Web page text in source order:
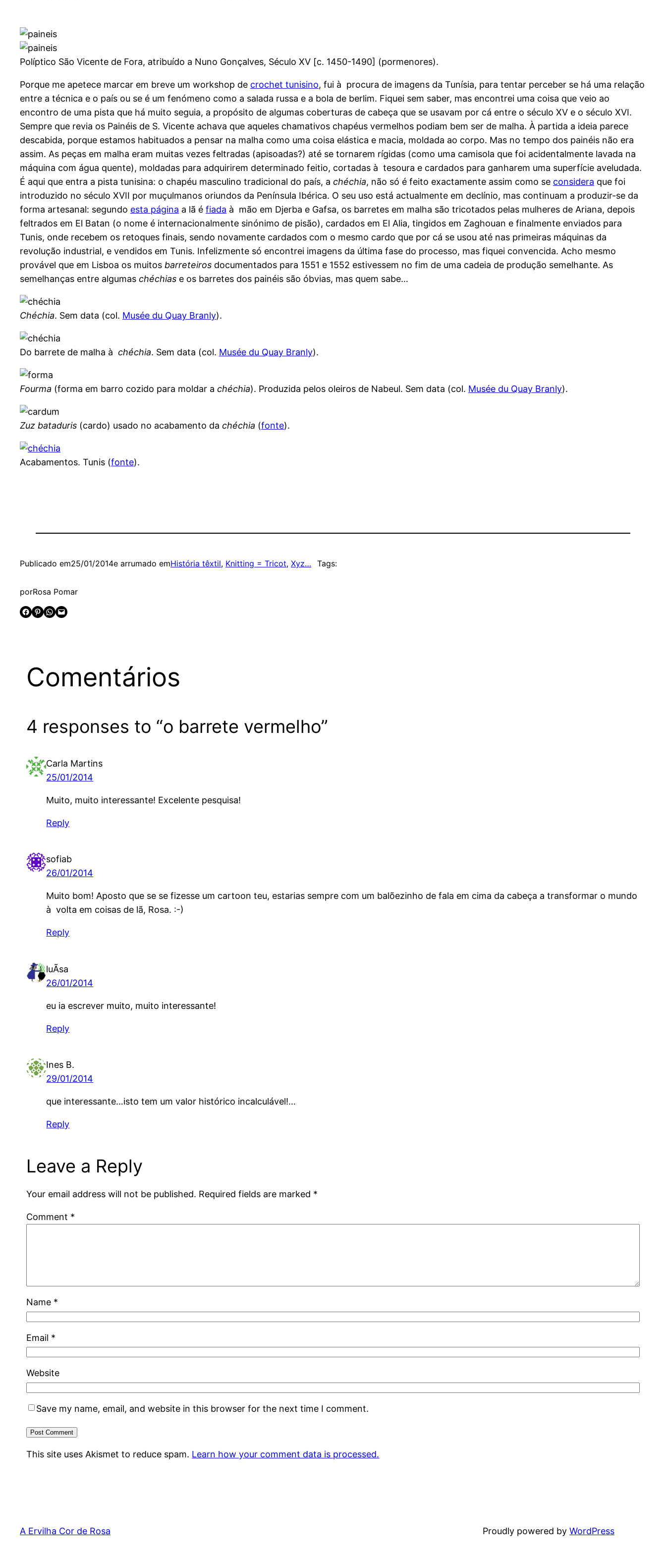
Políptico São Vicente de Fora, atribuído a Nuno Gonçalves, Século XV [c. 1450-1490] (pormenores).
Porque me apetece marcar em breve um workshop de crochet tunisino, fui à procura de imagens da Tunísia, para tentar perceber se há uma relação
entre a técnica e o país ou se é um fenómeno como a salada russa e a bola de berlim. Fiquei sem saber, mas encontrei uma coisa que veio ao
encontro de uma pista que há muito seguia, a propósito de algumas coberturas de cabeça que se usavam por cá entre o século XV e o século XVI.
Sempre que revia os Painéis de S. Vicente achava que aqueles chamativos chapéus vermelhos podiam bem ser de malha. À partida a ideia parece
descabida, porque estamos habituados a pensar na malha como uma coisa elástica e macia, moldada ao corpo. Mas no tempo dos painéis não era
assim. As peças em malha eram muitas vezes feltradas (apisoadas?) até se tornarem rígidas (como uma camisola que foi acidentalmente lavada na
máquina com água quente), moldadas para adquirirem determinado feitio, cortadas à tesoura e cardados para ganharem uma superfície aveludada.
É aqui que entra a pista tunisina: o chapéu masculino tradicional do país, a chéchia, não só é feito exactamente assim como se considera que foi
introduzido no século XVII por muçulmanos oriundos da Península Ibérica. O seu uso está actualmente em declínio, mas continuam a produzir-se da
forma artesanal: segundo esta página a lã é fiada à mão em Djerba e Gafsa, os barretes em malha são tricotados pelas mulheres de Ariana, depois
feltrados em El Batan (o nome é internacionalmente sinónimo de pisão), cardados em El Alia, tingidos em Zaghouan e finalmente enviados para
Tunis, onde recebem os retoques finais, sendo novamente cardados com o mesmo cardo que por cá se usou até nas primeiras máquinas da
revolução industrial, e vendidos em Tunis. Infelizmente só encontrei imagens da última fase do processo, mas fiquei convencida. Acho mesmo
provável que em Lisboa os muitos barreteiros documentados para 1551 e 1552 estivessem no fim de uma cadeia de produção semelhante. As
semelhanças entre algumas chéchias e os barretes dos painéis são óbvias, mas quem sabe…
Chéchia. Sem data (col. Musée du Quay Branly).
Do barrete de malha à chéchia. Sem data (col. Musée du Quay Branly).
Fourma (forma em barro cozido para moldar a chéchia). Produzida pelos oleiros de Nabeul. Sem data (col. Musée du Quay Branly).
Zuz bataduris (cardo) usado no acabamento da chéchia (fonte).
Acabamentos. Tunis (fonte).
Publicado em25/01/2014e arrumado emHistória têxtil, Knitting = Tricot, Xyz…
porRosa Pomar
Share on Facebook
Share on Pinterest Share on WhatsApp Email this Page
Tags:
Comentários
4 responses to “o barrete vermelho”
Carla Martins
25/01/2014
Muito, muito interessante! Excelente pesquisa!
Reply
sofiab
26/01/2014
Muito bom! Aposto que se se fizesse um cartoon teu, estarias sempre com um balõezinho de fala em cima da cabeça a transformar o mundo
à volta em coisas de lã, Rosa. :-)
Reply
luÃ­sa
26/01/2014
eu ia escrever muito, muito interessante!
Reply
Ines B.
29/01/2014
que interessante…isto tem um valor histórico incalculável!…
Reply
Leave a Reply
Your email address will not be published. Required fields are marked *
Comment *
Name *
Email *
Website
Save my name, email, and website in this browser for the next time I comment.
This site uses Akismet to reduce spam. Learn how your comment data is processed.
A Ervilha Cor de Rosa Proudly powered by WordPress